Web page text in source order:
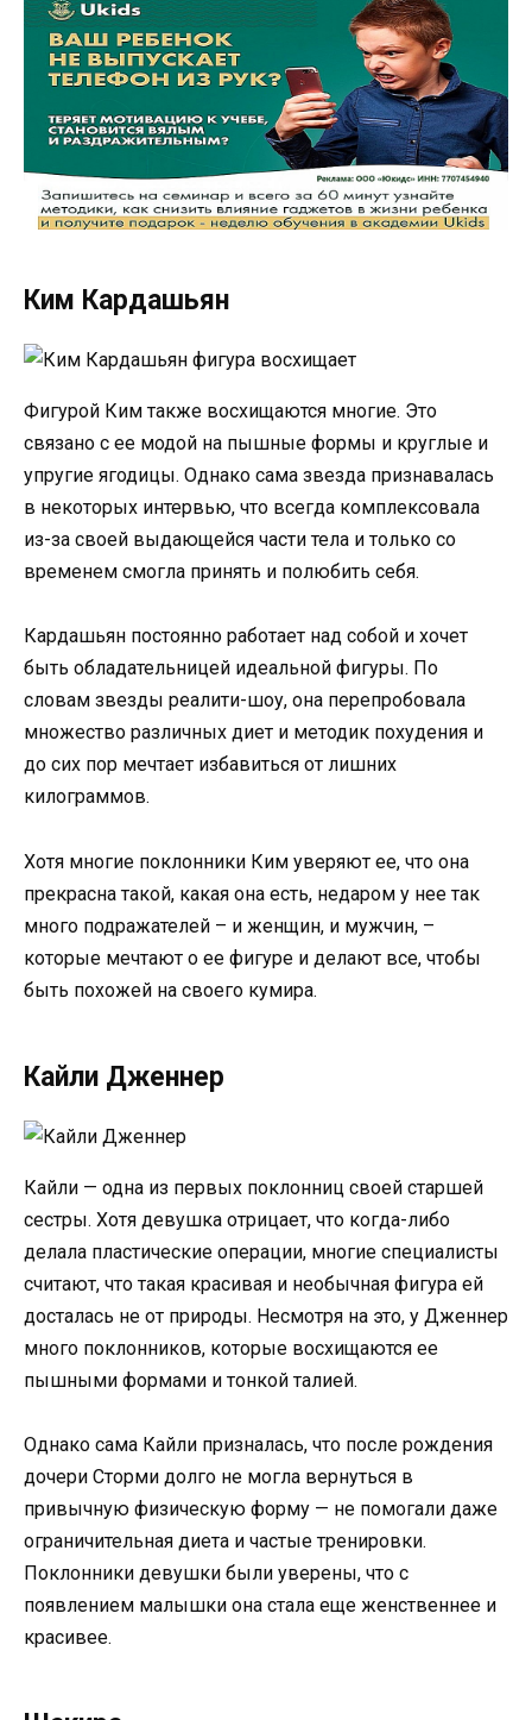
Ким Кардашьян
Фигурой Ким также восхищаются многие. Это
связано с ее модой на пышные формы и круглые и
упругие ягодицы. Однако сама звезда признавалась
в некоторых интервью, что всегда комплексовала
из-за своей выдающейся части тела и только со
временем смогла принять и полюбить себя.
Кардашьян постоянно работает над собой и хочет
быть обладательницей идеальной фигуры. По
словам звезды реалити-шоу, она перепробовала
множество различных диет и методик похудения и
до сих пор мечтает избавиться от лишних
килограммов.
Хотя многие поклонники Ким уверяют ее, что она
прекрасна такой, какая она есть, недаром у нее так
много подражателей – и женщин, и мужчин, –
которые мечтают о ее фигуре и делают все, чтобы
быть похожей на своего кумира.
Кайли Дженнер
Кайли — одна из первых поклонниц своей старшей
сестры. Хотя девушка отрицает, что когда-либо
делала пластические операции, многие специалисты
считают, что такая красивая и необычная фигура ей
досталась не от природы. Несмотря на это, у Дженнер
много поклонников, которые восхищаются ее
пышными формами и тонкой талией.
Однако сама Кайли призналась, что после рождения
дочери Сторми долго не могла вернуться в
привычную физическую форму — не помогали даже
ограничительная диета и частые тренировки.
Поклонники девушки были уверены, что с
появлением малышки она стала еще женственнее и
красивее.